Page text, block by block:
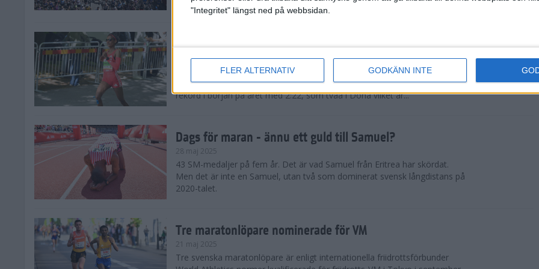
"Integritet" längst ned på webbsidan.
FLER ALTERNATIV GODKÄNN INTE
damklassen.
Dags för maran - Etiopien åter favorit
28 maj 2025
De tre största favoriterna kommer från nationen som fortsätter lansera
den ena löparstjärnan efter den andra. Muluhabt Tsega slog personligt
rekord i början på året med 2:22, som tvåa i Doha vilket är...
Dags för maran - ännu ett guld till Samuel?
28 maj 2025
43 SM-medaljer på fem år. Det är vad Samuel från Eritrea har skördat.
Men det är inte en Samuel, utan två som dominerat svensk långdistans på
2020-talet.
Tre maratonlöpare nominerade för VM
21 maj 2025
Tre svenska maratonlöpare är enligt internationella friidrottsförbunder